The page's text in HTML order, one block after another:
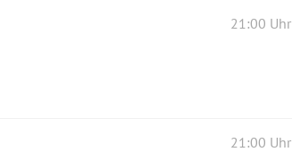
21:00 Uhr
21:00 Uhr